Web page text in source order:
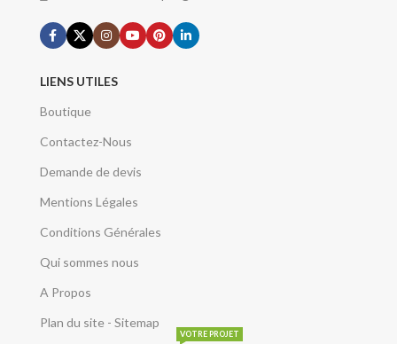
LIENS UTILES
Boutique
Contactez-Nous
Demande de devis
Mentions Légales
Conditions Générales
Qui sommes nous
A Propos
Plan du site - Sitemap
VOTRE PROJET